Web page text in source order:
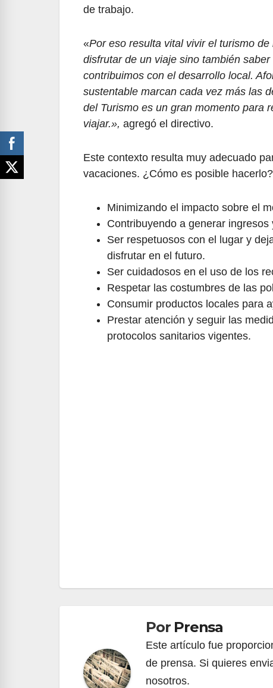
de trabajo.
«Por eso resulta vital vivir el turismo
disfrutar de un viaje sino también
contribuimos con el desarrollo local.
sustentable marcan cada vez más las
del Turismo es un gran momento para
viajar.», agregó el directivo.
Este contexto resulta muy adecuado
vacaciones. ¿Cómo es posible
Minimizando el impacto sobre el
Contribuyendo a generar
Ser respetuosos con el lugar y
disfrutar en el futuro.
Ser cuidadosos en el uso de los
Respetar las costumbres de las
Consumir productos locales para
Prestar atención y seguir las
protocolos sanitarios vigentes.
de
entradas
Por Prensa
Este artículo fue
de prensa. Si quieres
nosotros.